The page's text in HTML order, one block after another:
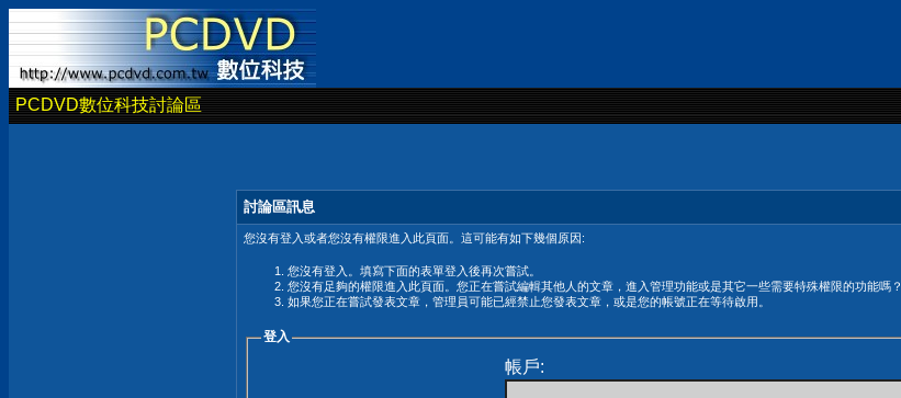
PCDVD數位科技討論區
討論區訊息
您沒有登入或者您沒有權限進入此頁面。這可能有如下幾個原因:
您沒有登入。填寫下面的表單登入後再次嘗試。
您沒有足夠的權限進入此頁面。您正在嘗試編輯其他人的文章，進入管理功能或是其它一些需要特殊權限的功能嗎？
如果您正在嘗試發表文章，管理員可能已經禁止您發表文章，或是您的帳號正在等待啟用。
登入
帳戶: